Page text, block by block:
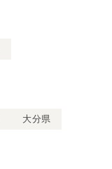
大分県